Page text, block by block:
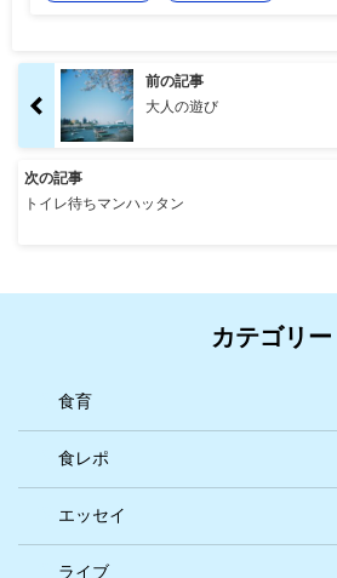
前の記事
大人の遊び
次の記事
トイレ待ちマンハッタン
カテゴリー
食育
食レポ
エッセイ
ライブ